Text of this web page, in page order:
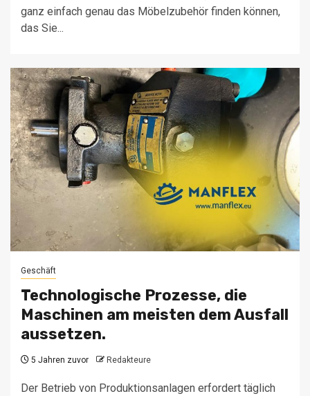
ganz einfach genau das Möbelzubehör finden können,
das Sie...
Geschäft
Technologische Prozesse, die
Maschinen am meisten dem Ausfall
aussetzen.
5 Jahren zuvor Redakteure
Der Betrieb von Produktionsanlagen erfordert täglich